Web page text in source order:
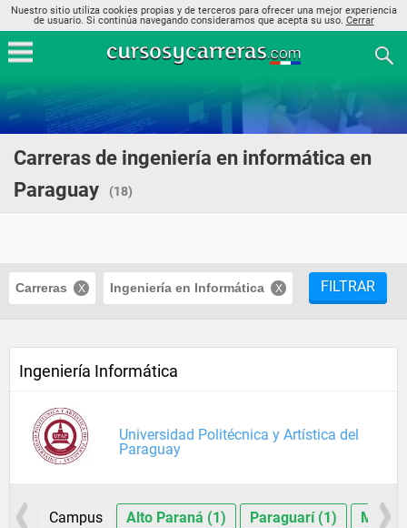
Nuestro sitio utiliza cookies propias y de terceros para ofrecer una mejor experiencia
de usuario. Si continúa navegando consideramos que acepta su uso. Cerrar
Carreras de ingeniería en informática en
Paraguay
(18)
Carreras Ingeniería en Informática FILTRAR
Ingeniería Informática
Universidad Politécnica y Artística del
Paraguay
Campus Alto Paraná (1) Paraguarí (1)